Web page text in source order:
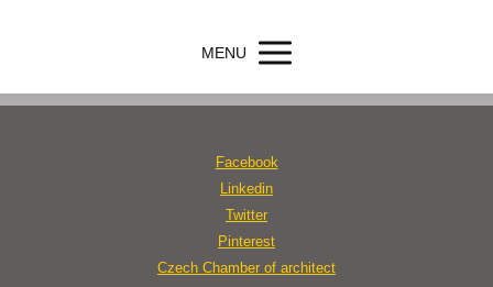
MENU
Facebook
Linkedin
Twitter
Pinterest
Czech Chamber of architect